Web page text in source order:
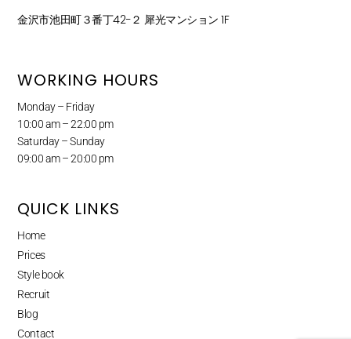
金沢市池田町３番丁42−２ 犀光マンション 1F
WORKING HOURS
Monday – Friday
10:00 am – 22:00 pm
Saturday – Sunday
09:00 am – 20:00 pm
QUICK LINKS
Home
Prices
Style book
Recruit
Blog
Contact